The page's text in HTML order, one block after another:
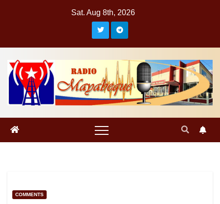
Sat. Aug 8th, 2026
COMMENTS